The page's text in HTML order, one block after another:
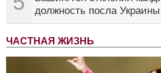
должность посла
ЧАСТНАЯ ЖИЗНЬ